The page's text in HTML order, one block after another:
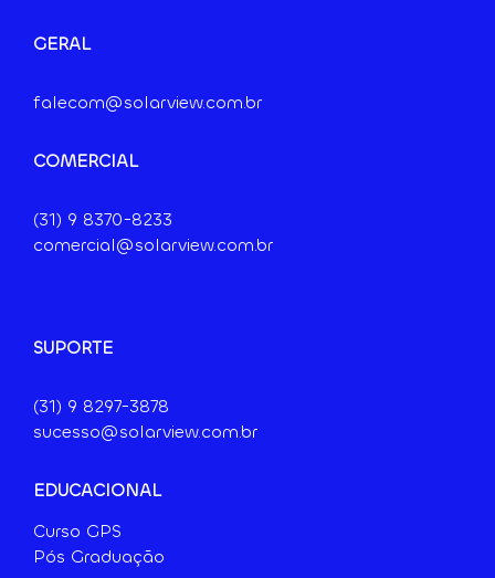
GERAL
falecom@solarview.com.br
COMERCIAL
(31) 9 8370-8233
comercial@solarview.com.br
SUPORTE
(31) 9 8297-3878
sucesso@solarview.com.br
EDUCACIONAL
Curso GPS
Pós Graduação